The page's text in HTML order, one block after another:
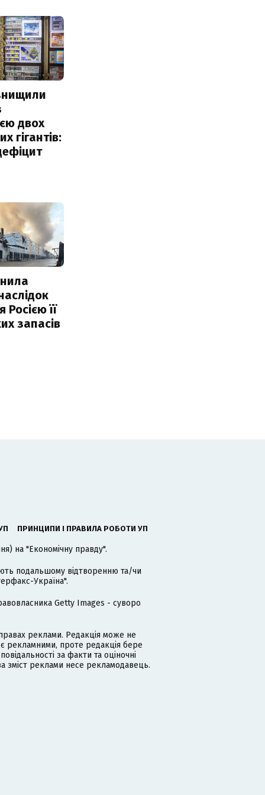
двох
гігантів:
її
запасів
ПРИНЦИПИ І ПРАВИЛА РОБОТИ УП
на "Економічну правду".
подальшому відтворенню та/чи
Україна".
Getty Images - суворо
реклами. Редакція може не
рекламними, проте редакція бере
за факти та оціночні
зміст реклами несе рекламодавець.